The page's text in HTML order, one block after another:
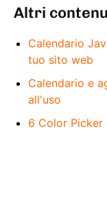
Altri
Calendario
tuo sito web
Calendario e
all'uso
6 Color Picker